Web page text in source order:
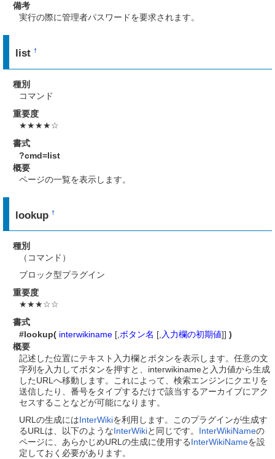
備考
実行の際に管理者パスワードを要求されます。
list†
種別
コマンド
重要度
★★★★☆
書式
?cmd=list
概要
ページの一覧を表示します。
lookup†
種別
（コマンド）
ブロック型プラグイン
重要度
★★★☆☆
書式
#lookup( interwikiname [,ボタン名 [,入力欄の初期値]] )
概要
記述した位置にテキスト入力欄とボタンを表示します。任意の文
字列を入力してボタンを押すと、interwikinameと入力値から生成
したURLへ移動します。これによって、検索エンジンにクエリを
送信したり、番号をタイプするだけで該当するアーカイブにアク
セスすることなどが可能になります。
URLの生成にはInterWikiを利用します。このプラグインが生成す
るURLは、以下のようなInterWikiと同じです。 InterWikiNameの
ページに、あらかじめURLの生成に使用するInterWikiNameを設
定しておく必要があります。